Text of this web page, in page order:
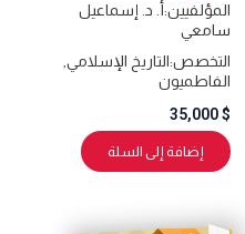
المؤلفيين:أ. د. إسماعيل
سامعي
التخصص:التاريخ الإسلامي,
الفاطميون
35,000
إضافة إلى السلة